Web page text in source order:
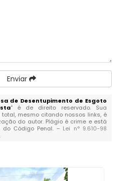
Enviar
de Desentupimento de Esgoto
" é de direito reservado. Sua
mesmo citando nossos links, é
do autor. Plágio é crime e está
do Código Penal. – Lei n° 9.610-98
.